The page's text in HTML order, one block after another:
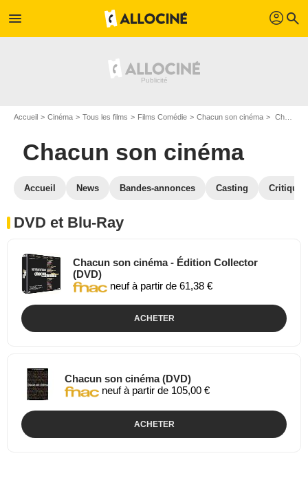
menu profil search
Accueil Cinéma Tous les films Films Comédie Chacun son cinéma Chacun son cinéma en DVD Blu Ray
Chacun son cinéma
Accueil News Bandes-annonces Casting
DVD et Blu-Ray
Chacun son cinéma - Édition Collector
(DVD)
neuf à partir de 61,38 €
ACHETER
Chacun son cinéma (DVD)
neuf à partir de 105,00 €
ACHETER